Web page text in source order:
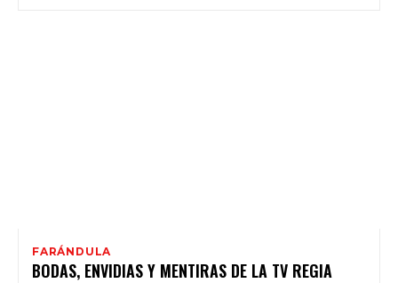
FARÁNDULA
BODAS, ENVIDIAS Y MENTIRAS DE LA TV REGIA